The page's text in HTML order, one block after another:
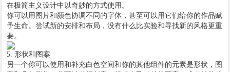
在极简主义设计中以奇妙的方式使用。
你可以用图片和颜色协调不同的字体，甚至可以用它们给你的作品赋
予生命。尝试新的安排和布局，没有什么比实验和寻找新的风格更重
要。
5. 形状和图案
另一个你可以使用和补充白色空间和你的其他组件的元素是形状，图